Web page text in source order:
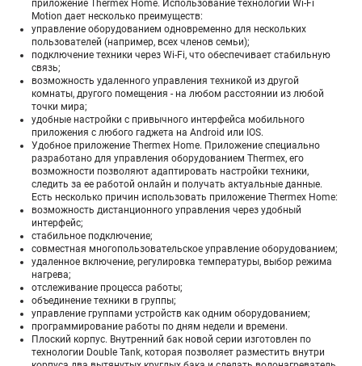
приложение Thermex Home. Использование технологии Wi-Fi
Motion дает несколько преимуществ:
управление оборудованием одновременно для нескольких
пользователей (например, всех членов семьи);
подключение техники через Wi-Fi, что обеспечивает стабильную
связь;
возможность удаленного управления техникой из другой
комнаты, другого помещения - на любом расстоянии из любой
точки мира;
удобные настройки с привычного интерфейса мобильного
приложения с любого гаджета на Android или IOS.
Удобное приложение Thermex Home. Приложение специально
разработано для управления оборудованием Thermex, его
возможности позволяют адаптировать настройки техники,
следить за ее работой онлайн и получать актуальные данные.
Есть несколько причин использовать приложение Thermex Home:
возможность дистанционного управления через удобный
интерфейс;
стабильное подключение;
совместная многопользовательское управление оборудованием;
удаленное включение, регулировка температуры, выбор режима
нагрева;
отслеживание процесса работы;
объединение техники в группы;
управление группами устройств как одним оборудованием;
программирование работы по дням недели и времени.
Плоский корпус. Внутренний бак новой серии изготовлен по
технологии Double Tank, которая позволяет разместить внутри